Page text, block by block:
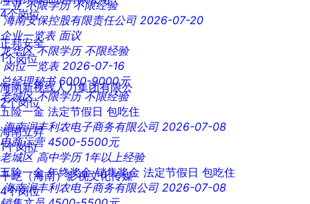
4个岗位
正邦安全
1个岗位
海南新视线人力集团有限公
2个岗位
海南立昇
1个岗位
千屹（海南）影视文化传媒
4个岗位
三亚不限学历 不限经验
海南安保控股有限责任公司 2026-07-20
企业一览表 面议
龙华区不限学历 不限经验
岗位一览表 2026-07-16
总经理秘书 6000-9000元
老城区不限学历 不限经验
五险一金 法定节假日 包吃住
海南润丰利农电子商务有限公司 2026-07-08
电商运营 4500-5500元
老城区 高中学历 1年以上经验
五险一金 年终奖金 销售奖金 法定节假日 包吃住
海南润丰利农电子商务有限公司 2026-07-08